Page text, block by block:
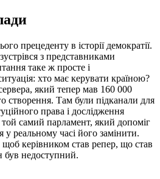
прецеденту в історії демократії.
з представниками
таке ж просте і
хто має керувати країною?
який тепер мав 160 000
створення. Там були підканали для
права і дослідження
самий парламент, який допоміг
у реальному часі його замінити.
щоб керівником став репер, що став
був недоступний.